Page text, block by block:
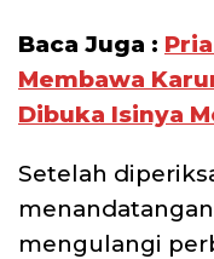
Baca Juga :
Membawa
Dibuka Isinya
Setelah
mengulangi